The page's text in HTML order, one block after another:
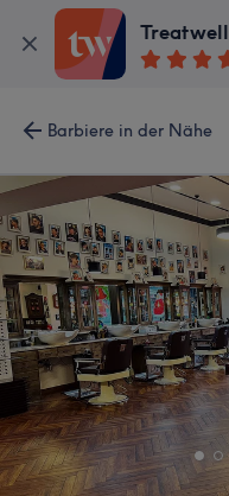
Treatwell
Barbiere in der Nähe